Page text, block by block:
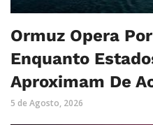
Ormuz Opera
Enquanto
Aproximam De
5 de Agosto, 2026